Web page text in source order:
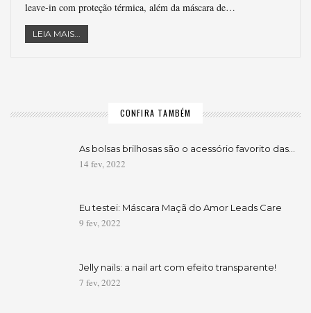
leave-in com proteção térmica, além da máscara de…
LEIA MAIS...
CONFIRA TAMBÉM
As bolsas brilhosas são o acessório favorito das…
14 fev, 2022
Eu testei: Máscara Maçã do Amor Leads Care
9 fev, 2022
Jelly nails: a nail art com efeito transparente!
7 fev, 2022